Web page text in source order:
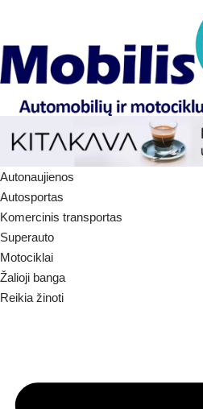
Autonaujienos
Autosportas
Komercinis transportas
Superauto
Motociklai
Žalioji banga
Reikia žinoti